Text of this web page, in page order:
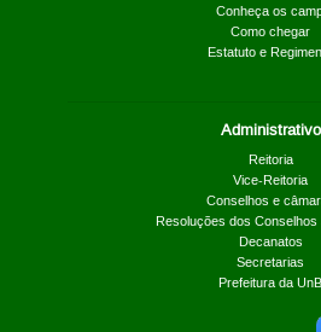
Conheça os
Como chegar
Estatuto e
Administrativo
Reitoria
Vice-Reitoria
Conselhos e
Resoluções dos Conselhos
Decanatos
Secretarias
Prefeitura da UnB